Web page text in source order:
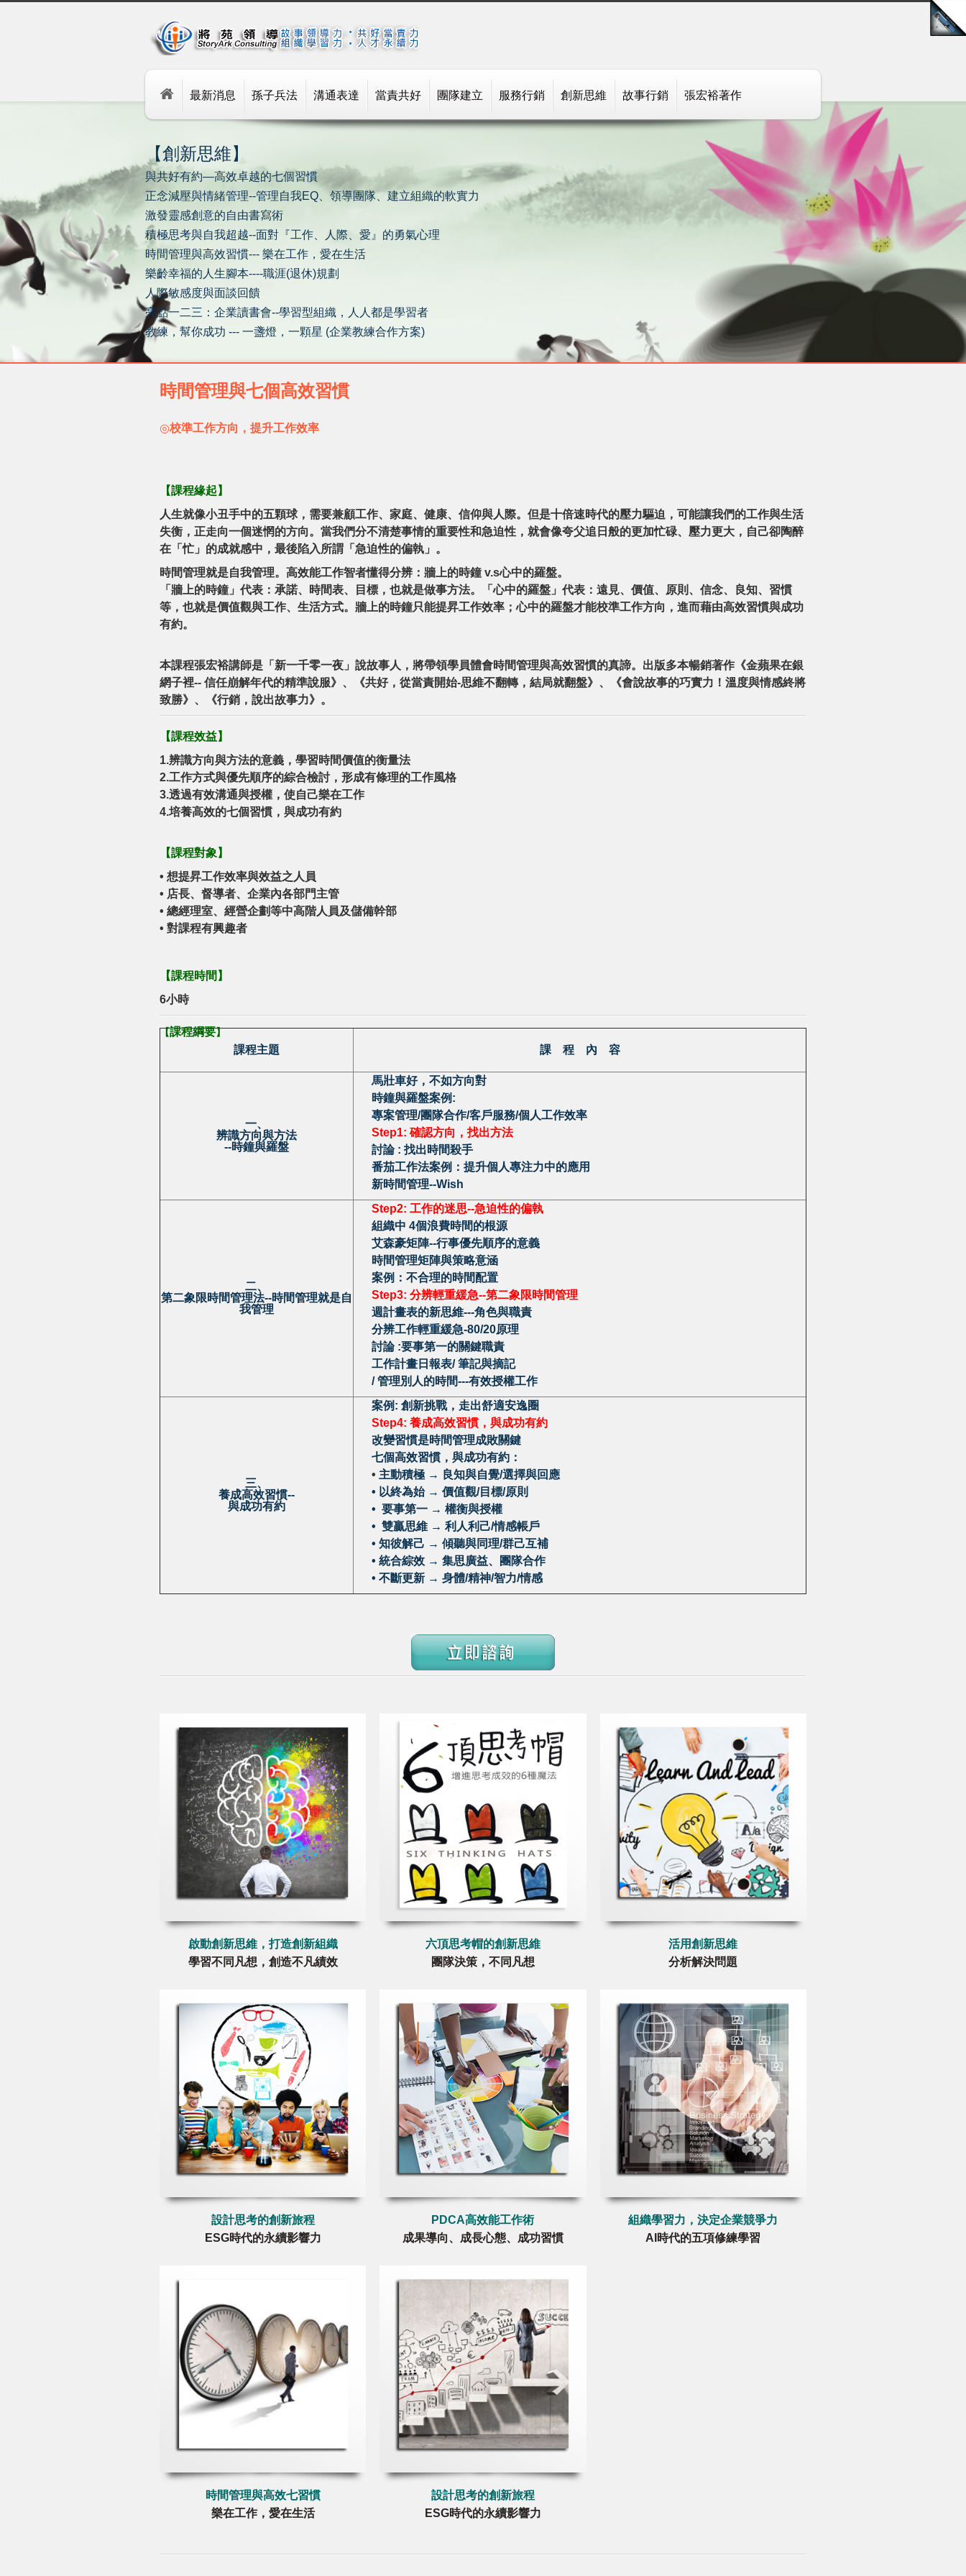
最新消息 孫子兵法 溝通表達 當責共好 團隊建立 服務行銷 創新思維 故事行銷 張宏裕著作
【創新思維】
與共好有約—高效卓越的七個習慣
正念減壓與情緒管理--管理自我EQ、領導團隊、建立組織的軟實力
激發靈感創意的自由書寫術
積極思考與自我超越--面對『工作、人際、愛』的勇氣心理
時間管理與高效習慣--- 樂在工作，愛在生活
樂齡幸福的人生腳本----職涯(退休)規劃
人際敏感度與面談回饋
亮點一二三：企業讀書會--學習型組織，人人都是學習者
教練，幫你成功 --- 一盞燈，一顆星 (企業教練合作方案)
時間管理與七個高效習慣
◎校準工作方向，提升工作效率
【課程緣起 】
人生就像小丑手中的五顆球，需要兼顧工作、家庭、健康、信仰與人際。但是十倍速時代的壓力驅迫，可能讓我們的工作與生活
失衡，正走向一個迷惘的方向。當我們分不清楚事情的重要性和急迫性，就會像夸父追日般的更加忙碌、壓力更大，自己卻陶醉
在「忙」的成就感中，最後陷入所謂「急迫性的偏執」。
時間管理就是自我管理。高效能工作智者懂得分辨：牆上的時鐘 v.s心中的羅盤。
「牆上的時鐘」代表：承諾、時間表、目標，也就是做事方法。「心中的羅盤」代表：遠見、價值、原則、信念、良知、習慣
等，也就是價值觀與工作、生活方式。牆上的時鐘只能提昇工作效率；心中的羅盤才能校準工作方向，進而藉由高效習慣與成功
有約。
本課程張宏裕講師是「新一千零一夜」說故事人，將帶領學員體會時間管理與高效習慣的真諦。出版多本暢銷著作《金蘋果在銀
網子裡-- 信任崩解年代的精準說服》、《共好，從當責開始-思維不翻轉，結局就翻盤》、《會說故事的巧實力！溫度與情感終將
致勝》、《行銷，說出故事力》。
【課程效益】
1.辨識方向與方法的意義，學習時間價值的衡量法
2.工作方式與優先順序的綜合檢討，形成有條理的工作風格
3.透過有效溝通與授權，使自己樂在工作
4.培養高效的七個習慣，與成功有約
【課程對象 】
• 想提昇工作效率與效益之人員
• 店長、督導者、企業內各部門主管
• 總經理室、經營企劃等中高階人員及儲備幹部
• 對課程有興趣者
【課程時間 】
6小時
【課程綱要】
課程主題 課 程 內 容
一、
辨識方向與方法
--時鐘與羅盤
馬壯車好，不如方向對
時鐘與羅盤案例:
專案管理/團隊合作/客戶服務/個人工作效率
Step1: 確認方向，找出方法
討論 : 找出時間殺手
番茄工作法案例：提升個人專注力中的應用
新時間管理--Wish
二、
第二象限時間管理法--時間管理就是自
我管理
Step2: 工作的迷思--急迫性的偏執
組織中 4個浪費時間的根源
艾森豪矩陣--行事優先順序的意義
時間管理矩陣與策略意涵
案例：不合理的時間配置
Step3: 分辨輕重緩急--第二象限時間管理
週計畫表的新思維---角色與職責
分辨工作輕重緩急-80/20原理
討論 :要事第一的關鍵職責
工作計畫日報表/ 筆記與摘記
/ 管理別人的時間---有效授權工作
三、
養成高效習慣--
與成功有約
案例: 創新挑戰，走出舒適安逸圈
Step4: 養成高效習慣，與成功有約
改變習慣是時間管理成敗關鍵
七個高效習慣，與成功有約：
• 主動積極 → 良知與自覺/選擇與回應
• 以終為始 → 價值觀/目標/原則
• 要事第一 → 權衡與授權
• 雙贏思維 → 利人利己/情感帳戶
• 知彼解己 → 傾聽與同理/群己互補
• 統合綜效 → 集思廣益、團隊合作
• 不斷更新 → 身體/精神/智力/情感
啟動創新思維，打造創新組織
學習不同凡想，創造不凡績效
六頂思考帽的創新思維
團隊決策，不同凡想
活用創新思維
分析解決問題
設計思考的創新旅程
ESG時代的永續影響力
PDCA高效能工作術
成果導向、成長心態、成功習慣
組織學習力，決定企業競爭力
AI時代的五項修練學習
時間管理與高效七習慣
樂在工作，愛在生活
設計思考的創新旅程
ESG時代的永續影響力